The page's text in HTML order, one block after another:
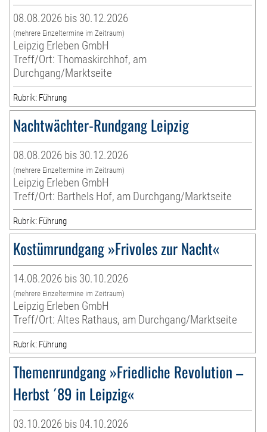
08.08.2026 bis 30.12.2026
(mehrere Einzeltermine im Zeitraum)
Leipzig Erleben GmbH
Treff/Ort: Thomaskirchhof, am
Durchgang/Marktseite
Rubrik: Führung
Nachtwächter-Rundgang Leipzig
08.08.2026 bis 30.12.2026
(mehrere Einzeltermine im Zeitraum)
Leipzig Erleben GmbH
Treff/Ort: Barthels Hof, am Durchgang/Marktseite
Rubrik: Führung
Kostümrundgang »Frivoles zur Nacht«
14.08.2026 bis 30.10.2026
(mehrere Einzeltermine im Zeitraum)
Leipzig Erleben GmbH
Treff/Ort: Altes Rathaus, am Durchgang/Marktseite
Rubrik: Führung
Themenrundgang »Friedliche Revolution –
Herbst ´89 in Leipzig«
03.10.2026 bis 04.10.2026